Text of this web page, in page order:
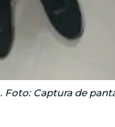
Foto: Captura de